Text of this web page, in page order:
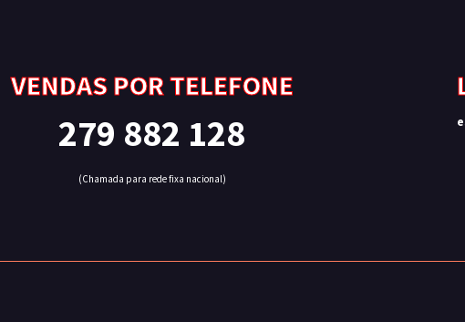
VENDAS POR TELEFONE
279 882 128
(Chamada para rede fixa nacional)